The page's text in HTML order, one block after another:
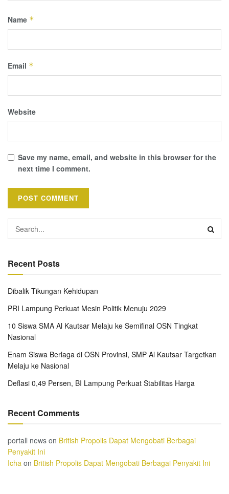
Name *
Email *
Website
Save my name, email, and website in this browser for the
next time I comment.
Recent Posts
Dibalik Tikungan Kehidupan
PRI Lampung Perkuat Mesin Politik Menuju 2029
10 Siswa SMA Al Kautsar Melaju ke Semifinal OSN Tingkat
Nasional
Enam Siswa Berlaga di OSN Provinsi, SMP Al Kautsar Targetkan
Melaju ke Nasional
Deflasi 0,49 Persen, BI Lampung Perkuat Stabilitas Harga
Recent Comments
portall news on British Propolis Dapat Mengobati Berbagai
Penyakit Ini
Icha on British Propolis Dapat Mengobati Berbagai Penyakit Ini